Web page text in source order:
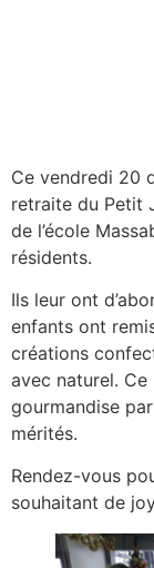
Ce vendredi 20
retraite du Petit
de l’école
résidents.
Ils leur ont
enfants ont
créations
avec naturel. Ce
gourmandise
mérités.
Rendez-vous
souhaitant de